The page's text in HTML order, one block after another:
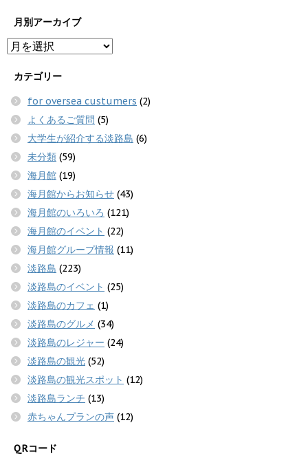
月別アーカイブ
カテゴリー
for oversea custumers (2)
よくあるご質問 (5)
大学生が紹介する淡路島 (6)
未分類 (59)
海月館 (19)
海月館からお知らせ (43)
海月館のいろいろ (121)
海月館のイベント (22)
海月館グループ情報 (11)
淡路島 (223)
淡路島のイベント (25)
淡路島のカフェ (1)
淡路島のグルメ (34)
淡路島のレジャー (24)
淡路島の観光 (52)
淡路島の観光スポット (12)
淡路島ランチ (13)
赤ちゃんプランの声 (12)
QRコード